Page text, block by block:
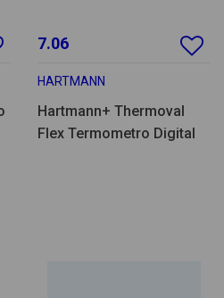
7.06
HARTMANN
Hartmann+ Thermoval
Flex Termometro Digital